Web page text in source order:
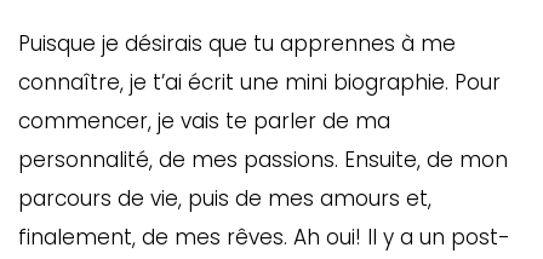
Puisque je désirais que tu apprennes à me
connaître, je t’ai écrit une mini biographie. Pour
commencer, je vais te parler de ma
personnalité, de mes passions. Ensuite, de mon
parcours de vie, puis de mes amours et,
finalement, de mes rêves. Ah oui! Il y a un post-